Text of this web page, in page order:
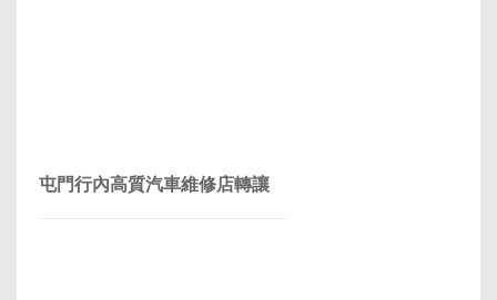
屯門行內高質汽車維修店轉讓